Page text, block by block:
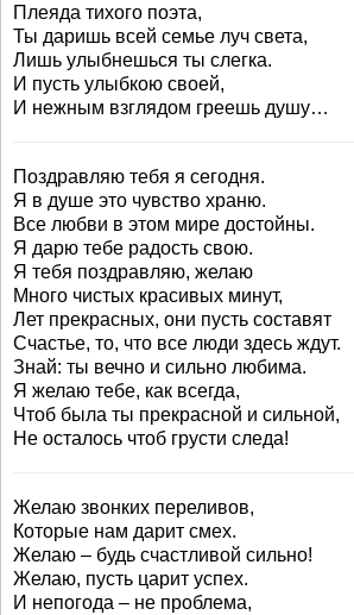
Плеяда тихого поэта,
Ты даришь всей семье луч света,
Лишь улыбнешься ты слегка.
И пусть улыбкою своей,
И нежным взглядом греешь душу…
Поздравляю тебя я сегодня.
Я в душе это чувство храню.
Все любви в этом мире достойны.
Я дарю тебе радость свою.
Я тебя поздравляю, желаю
Много чистых красивых минут,
Лет прекрасных, они пусть составят
Счастье, то, что все люди здесь ждут.
Знай: ты вечно и сильно любима.
Я желаю тебе, как всегда,
Чтоб была ты прекрасной и сильной,
Не осталось чтоб грусти следа!
Желаю звонких переливов,
Которые нам дарит смех.
Желаю – будь счастливой сильно!
Желаю, пусть царит успех.
И непогода – не проблема,